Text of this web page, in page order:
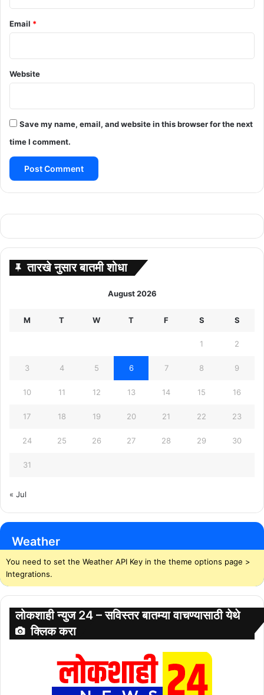
Email *
Website
Save my name, email, and website in this browser for the next
time I comment.
तारखे नुसार बातमी शोधा
August 2026
M T W T F S S
1 2
3 4 5 6 7 8 9
10 11 12 13 14 15 16
17 18 19 20 21 22 23
24 25 26 27 28 29 30
31
« Jul
Weather
You need to set the Weather API Key in the theme options page >
Integrations.
लोकशाही न्युज 24 – सविस्तर बातम्या वाचण्यासाठी येथे
क्लिक करा